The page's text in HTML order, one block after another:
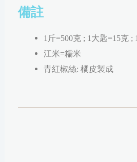
備註
1斤=500克 ; 1大匙=15克 ;
江米=糯米
青紅椒絲: 橘皮製成